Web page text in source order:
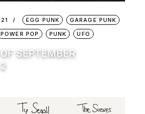
EGG PUNK
GARAGE PUNK
POWER POP PUNK UFO
SEPTEMBER